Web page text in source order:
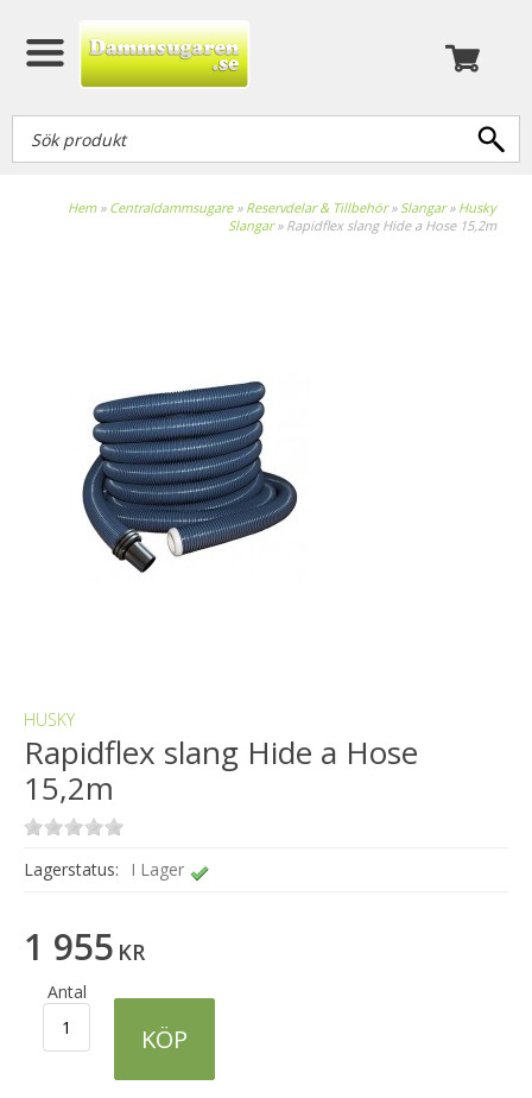
Hem» Centraldammsugare» Reservdelar & Tillbehör» Slangar» Husky
Slangar» Rapidflex slang Hide a Hose 15,2m
HUSKY
Rapidflex slang Hide a Hose
15,2m
Lagerstatus: I Lager
1 955 KR
Antal
KÖP